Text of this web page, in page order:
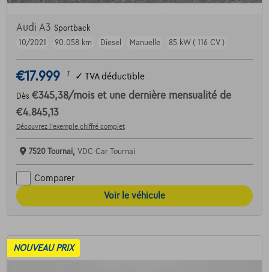
Audi A3 Sportback
10/2021
90.058 km Diesel Manuelle 85 kW ( 116 CV )
€17.999 1 ✓ TVA déductible
Dès €345,38/mois et une dernière mensualité de
€4.845,13
Découvrez l’exemple chiffré complet
7520 Tournai, VDC Car Tournai
Comparer
Voir le véhicule
NOUVEAU PRIX